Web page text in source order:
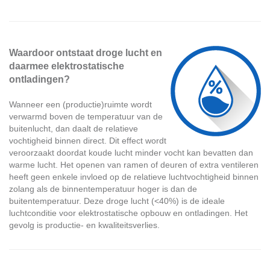
Waardoor ontstaat droge lucht en
daarmee elektrostatische
ontladingen?
Wanneer een (productie)ruimte wordt
verwarmd boven de temperatuur van de
buitenlucht, dan daalt de relatieve
vochtigheid binnen direct. Dit effect wordt
veroorzaakt doordat koude lucht minder vocht kan bevatten dan
warme lucht. Het openen van ramen of deuren of extra ventileren
heeft geen enkele invloed op de relatieve luchtvochtigheid binnen
zolang als de binnentemperatuur hoger is dan de
buitentemperatuur. Deze droge lucht (<40%) is de ideale
luchtconditie voor elektrostatische opbouw en ontladingen. Het
gevolg is productie- en kwaliteitsverlies.